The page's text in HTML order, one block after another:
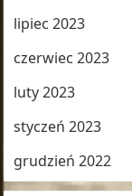
lipiec 2023
czerwiec 2023
luty 2023
styczeń 2023
grudzień 2022